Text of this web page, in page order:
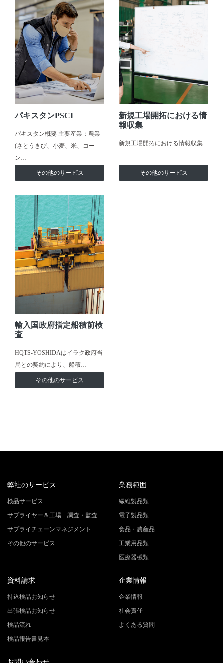
パキスタンPSCI
パキスタン概要 主要産業：農業
(さとうきび、小麦、米、コー
ン…
その他のサービス
新規工場開拓における情
報収集
新規工場開拓における情報収集
その他のサービス
輸入国政府指定船積前検
査
HQTS-YOSHIDAはイラク政府当
局との契約により、船積…
その他のサービス
弊社のサービス
検品サービス
サプライヤー＆工場 調査・監査
サプライチェーンマネジメント
その他のサービス
業務範囲
繊維製品類
電子製品類
食品・農産品
工業用品類
医療器械類
資料請求
持込検品お知らせ
出張検品お知らせ
検品流れ
検品報告書見本
企業情報
企業情報
社会責任
よくある質問